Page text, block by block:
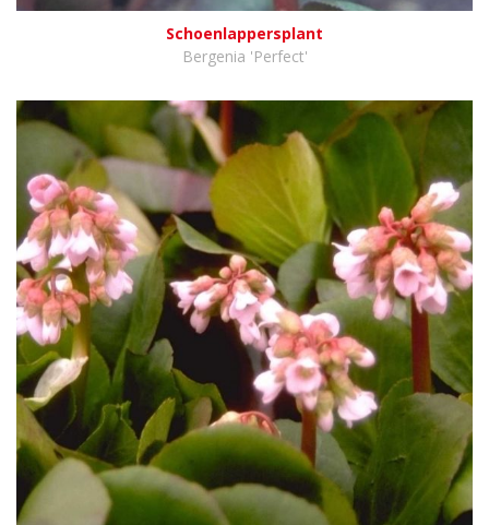
Schoenlappersplant
Bergenia 'Perfect'